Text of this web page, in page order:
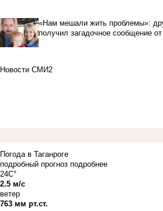
«Нам мешали жить проблемы»:
получил загадочное сообщение
Новости СМИ2
Погода в Таганроге
подробный прогноз подробнее
24C°
2.5 м/с
ветер
763 мм рт.ст.